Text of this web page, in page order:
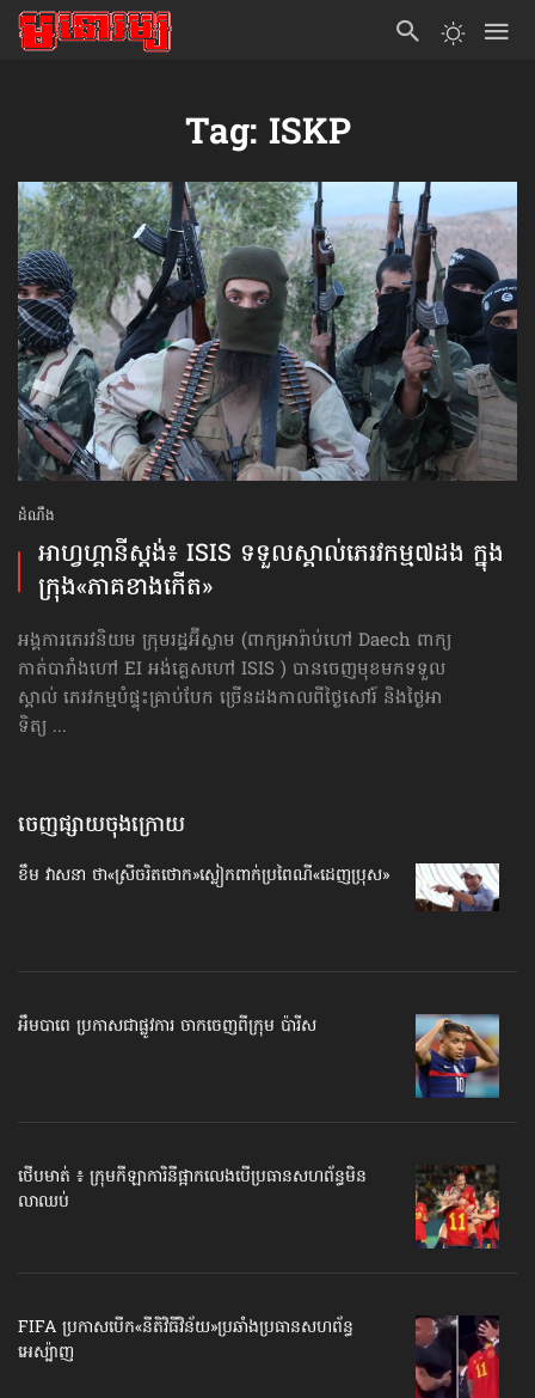
Tag: ISKP
ដំណឹង
អាហ្វហ្គានីស្ដង់៖ ISIS ទទួលស្គាល់​ភេរវកម្ម​៧ដង ក្នុង
ក្រុង​«ភាគខាងកើត»
អង្គការភេរវនិយម ក្រុមរដ្ឋអ៊ីស្លាម (ពាក្យ​អារ៉ាប់​ហៅ Daech ពាក្យ​
កាត់​​បារាំង​​ហៅ EI ​​​អង់គ្លេស​​​ហៅ ISIS ) បានចេញមុខមកទទួល
ស្គាល់ ភេរវកម្មបំផ្ទុះគ្រាប់បែក ច្រើនដងកាលពីថ្ងៃសៅរ៍ និងថ្ងៃអា
ទិត្យ ...
ចេញផ្សាយចុងក្រោយ
ខឹម វាសនា ថា«ស្រីចរិតថោក»​ស្លៀកពាក់ប្រពៃណី​«ដេញប្រុស»
អឹមបាពេ ប្រកាសជាផ្លូវការ ចាកចេញពីក្រុម ប៉ារីស
ថើបមាត់ ៖ ក្រុមកីឡាការិនី​ផ្អាកលេង​​បើប្រធានសហព័ន្ធ​មិន
លាឈប់
FIFA ប្រកាសបើក​«នីតិវិធីវិន័យ»​ប្រឆាំងប្រធានសហព័ន្ធ​
អេស្ប៉ាញ